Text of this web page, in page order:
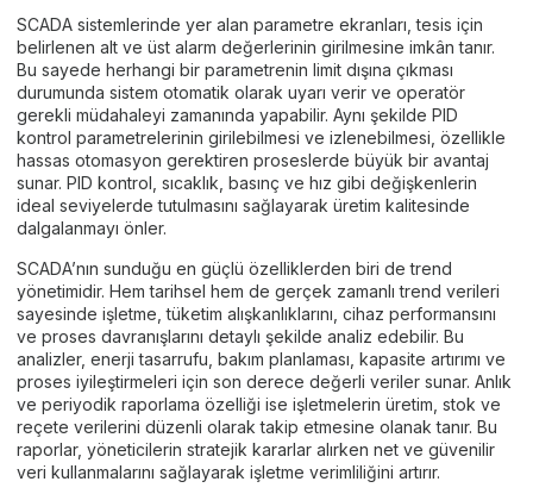
SCADA sistemlerinde yer alan parametre ekranları, tesis için
belirlenen alt ve üst alarm değerlerinin girilmesine imkân tanır.
Bu sayede herhangi bir parametrenin limit dışına çıkması
durumunda sistem otomatik olarak uyarı verir ve operatör
gerekli müdahaleyi zamanında yapabilir. Aynı şekilde PID
kontrol parametrelerinin girilebilmesi ve izlenebilmesi, özellikle
hassas otomasyon gerektiren proseslerde büyük bir avantaj
sunar. PID kontrol, sıcaklık, basınç ve hız gibi değişkenlerin
ideal seviyelerde tutulmasını sağlayarak üretim kalitesinde
dalgalanmayı önler.
SCADA’nın sunduğu en güçlü özelliklerden biri de trend
yönetimidir. Hem tarihsel hem de gerçek zamanlı trend verileri
sayesinde işletme, tüketim alışkanlıklarını, cihaz performansını
ve proses davranışlarını detaylı şekilde analiz edebilir. Bu
analizler, enerji tasarrufu, bakım planlaması, kapasite artırımı ve
proses iyileştirmeleri için son derece değerli veriler sunar. Anlık
ve periyodik raporlama özelliği ise işletmelerin üretim, stok ve
reçete verilerini düzenli olarak takip etmesine olanak tanır. Bu
raporlar, yöneticilerin stratejik kararlar alırken net ve güvenilir
veri kullanmalarını sağlayarak işletme verimliliğini artırır.